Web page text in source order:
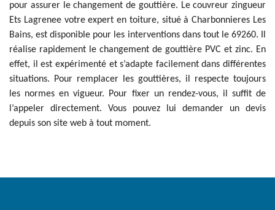
pour assurer le changement de gouttière. Le couvreur zingueur
Ets Lagrenee votre expert en toiture, situé à Charbonnieres Les
Bains, est disponible pour les interventions dans tout le 69260. Il
réalise rapidement le changement de gouttière PVC et zinc. En
effet, il est expérimenté et s’adapte facilement dans différentes
situations. Pour remplacer les gouttières, il respecte toujours
les normes en vigueur. Pour fixer un rendez-vous, il suffit de
l’appeler directement. Vous pouvez lui demander un devis
depuis son site web à tout moment.